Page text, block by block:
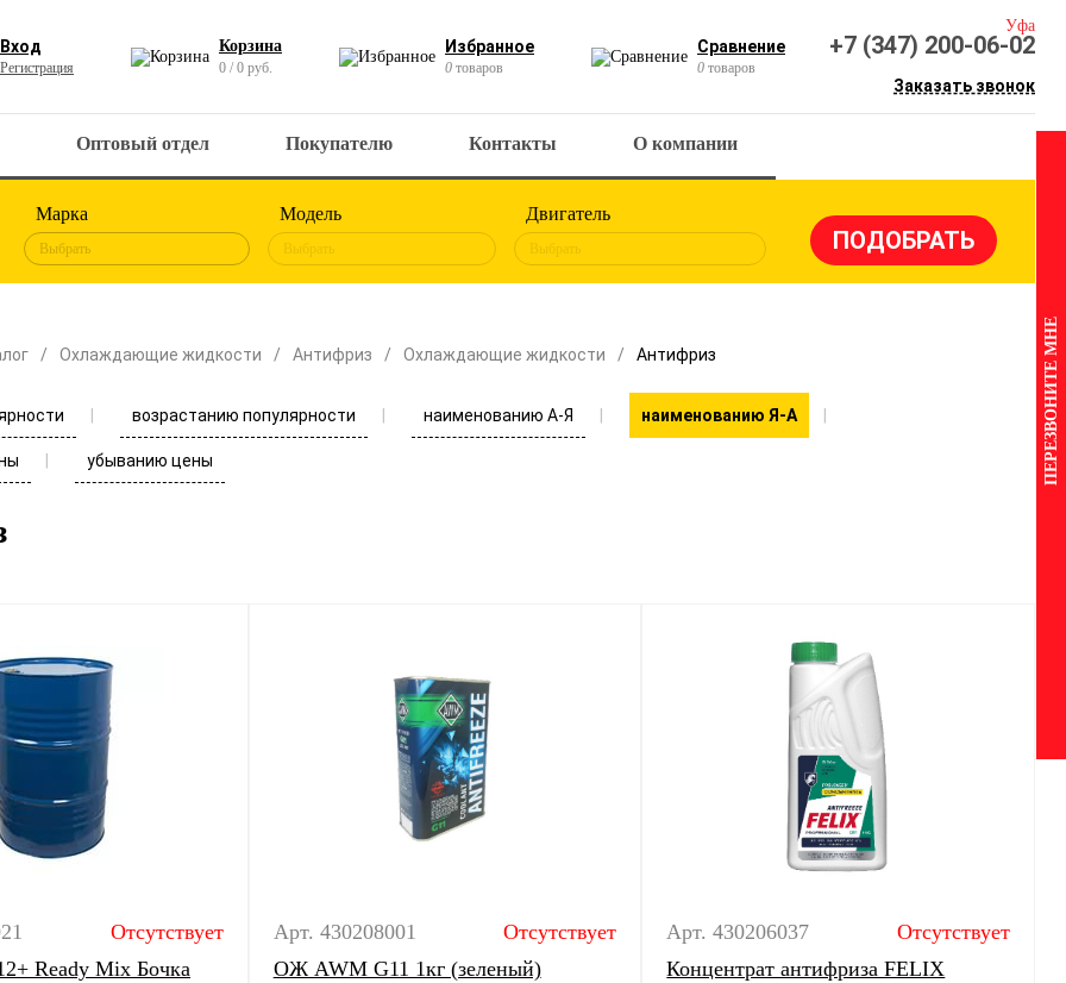
Вход
Регистрация
Корзина
0 / 0 руб.
Избранное
0 товаров
Сравнение
0 товаров
Уфа
+7 (347) 200-06-02
Заказать звонок
Оптовый отдел Покупателю Контакты О компании
Марка
Выбрать
Модель
Выбрать
Двигатель
Выбрать
Охлаждающие жидкости Антифриз Охлаждающие жидкости Антифриз
возрастанию популярности наименованию А-Я наименованию Я-А
убыванию цены
Отсутствует
Ready Mix Бочка
Арт. 430208001
Отсутствует
ОЖ AWM G11 1кг (зеленый)
Арт. 430206037
Отсутствует
Концентрат антифриза FELIX
ПЕРЕЗВОНИТЕ МНЕ